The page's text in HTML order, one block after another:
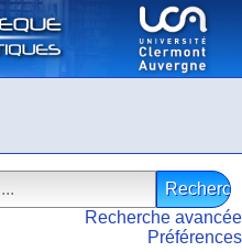
Recherche avancée
Préférences